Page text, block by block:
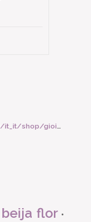
6567
beija flor •